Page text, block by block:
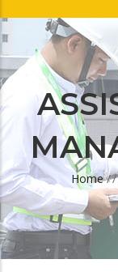
Home //